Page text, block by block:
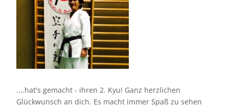
....hat's gemacht - ihren 2. Kyu! Ganz herzlichen
Glückwunsch an dich. Es macht immer Spaß zu sehen